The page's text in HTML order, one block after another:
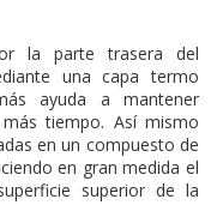
la parte trasera del
una capa termo
ayuda a mantener
tiempo. Así mismo
en un compuesto de
en gran medida el
superior de la